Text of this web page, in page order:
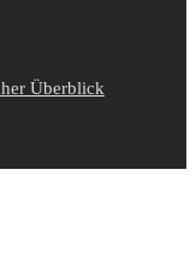
Überblick